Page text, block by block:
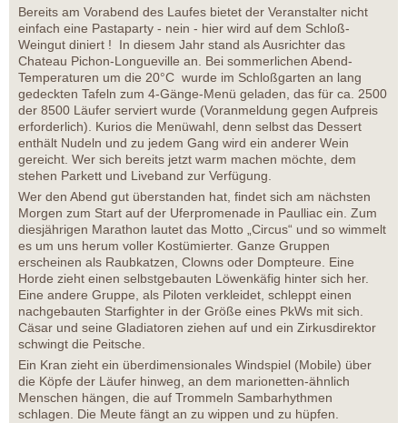
Bereits am Vorabend des Laufes bietet der Veranstalter nicht
einfach eine Pastaparty - nein - hier wird auf dem Schloß-
Weingut diniert ! In diesem Jahr stand als Ausrichter das
Chateau Pichon-Longueville an. Bei sommerlichen Abend-
Temperaturen um die 20°C wurde im Schloßgarten an lang
gedeckten Tafeln zum 4-Gänge-Menü geladen, das für ca. 2500
der 8500 Läufer serviert wurde (Voranmeldung gegen Aufpreis
erforderlich). Kurios die Menüwahl, denn selbst das Dessert
enthält Nudeln und zu jedem Gang wird ein anderer Wein
gereicht. Wer sich bereits jetzt warm machen möchte, dem
stehen Parkett und Liveband zur Verfügung.
Wer den Abend gut überstanden hat, findet sich am nächsten
Morgen zum Start auf der Uferpromenade in Paulliac ein. Zum
diesjährigen Marathon lautet das Motto „Circus“ und so wimmelt
es um uns herum voller Kostümierter. Ganze Gruppen
erscheinen als Raubkatzen, Clowns oder Dompteure. Eine
Horde zieht einen selbstgebauten Löwenkäfig hinter sich her.
Eine andere Gruppe, als Piloten verkleidet, schleppt einen
nachgebauten Starfighter in der Größe eines PkWs mit sich.
Cäsar und seine Gladiatoren ziehen auf und ein Zirkusdirektor
schwingt die Peitsche.
Ein Kran zieht ein überdimensionales Windspiel (Mobile) über
die Köpfe der Läufer hinweg, an dem marionetten-ähnlich
Menschen hängen, die auf Trommeln Sambarhythmen
schlagen. Die Meute fängt an zu wippen und zu hüpfen.